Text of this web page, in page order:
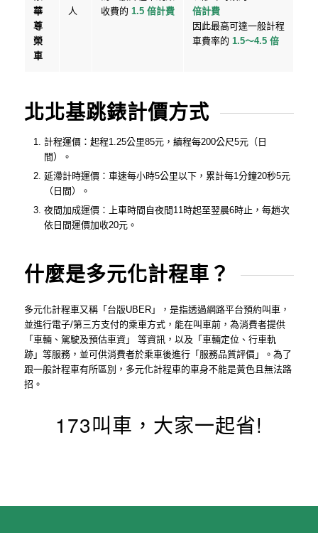
華
尊
榮
車
人
收費的 1.5 倍計費
倍計費
因此最高可達一般計程
車費率的 1.5～4.5 倍
北北基跳錶計價方式
計程運價：起程1.25公里85元，續程每200公尺5元（日
間）。
延滯計時運價：車速每小時5公里以下，累計每1分鐘20秒5元
（日間）。
夜間加成運價：上車時間自夜間11時起至翌晨6時止，每趟次
依日間運價加收20元。
什麼是多元化計程車？
多元化計程車又稱「台版UBER」，是指透過網路平台預約叫車，
並進行電子/第三方支付的乘車方式，能在叫車前，為消費者提供
「車輛、駕駛及預估車資」 等資訊，以及「車輛定位、行車軌
跡」等服務，並可供消費者於乘車後進行「服務品質評價」。為了
跟一般計程車有所區別，多元化計程車的車身不能是黃色且無法路
招。
173叫車，大家一起省!